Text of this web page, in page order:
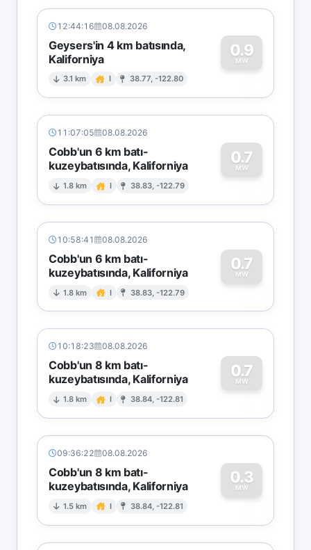
12:44:16 08.08.2026
Geysers'in 4 km batısında,
Kaliforniya
3.1 km I 38.77, -122.80
0.9
MW
0
11:07:05 08.08.2026
Cobb'un 6 km batı-
kuzeybatısında, Kaliforniya
1.8 km I 38.83, -122.79
0.7
MW
0
10:58:41 08.08.2026
Cobb'un 6 km batı-
kuzeybatısında, Kaliforniya
1.8 km I 38.83, -122.79
0.7
MW
0
10:18:23 08.08.2026
Cobb'un 8 km batı-
kuzeybatısında, Kaliforniya
1.8 km I 38.84, -122.81
0.7
MW
0
09:36:22 08.08.2026
Cobb'un 8 km batı-
kuzeybatısında, Kaliforniya
1.5 km I 38.84, -122.81
0.3
MW
0